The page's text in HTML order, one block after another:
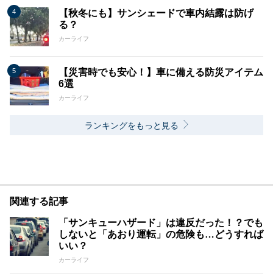
【秋冬にも】サンシェードで車内結露は防げ
る？
カーライフ
【災害時でも安心！】車に備える防災アイテム
6選
カーライフ
ランキングをもっと見る
関連する記事
「サンキューハザード」は違反だった！？でも
しないと「あおり運転」の危険も…どうすれば
いい？
カーライフ